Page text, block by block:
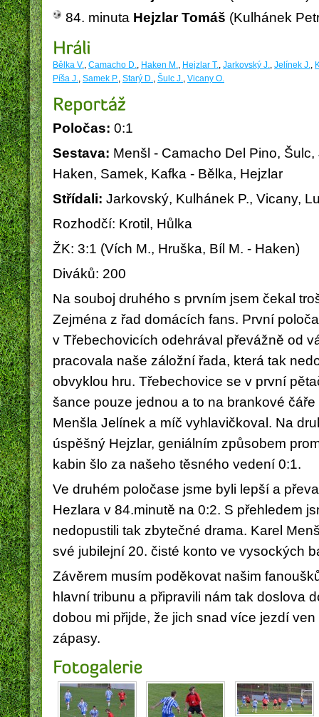
84. minuta Hejzlar Tomáš (Kulhánek
Bělka V., Camacho D., Haken M., Hejzlar T., Jarkovský J., Jelínek J.,
Píša J., Samek P., Starý D., Šulc J., Vicany O.
Poločas: 0:1
Sestava: Menšl - Camacho Del Pino,
Haken, Samek, Kafka - Bělka, Hejzlar
Střídali: Jarkovský, Kulhánek P., Vicany,
Rozhodčí: Krotil, Hůlka
ŽK: 3:1 (Vích M., Hruška, Bíl M. - Haken)
Diváků: 200
Na souboj druhého s prvním jsem čekal
Zejména z řad domácích fans. První
v Třebechovicích odehrával převážně od
pracovala naše záložní řada, která tak
obvyklou hru. Třebechovice se v první
šance pouze jednou a to na brankové
Menšla Jelínek a míč vyhlavičkoval. Na
úspěšný Hejzlar, geniálním způsobem
kabin šlo za našeho těsného vedení 0:1.
Ve druhém poločase jsme byli lepší a
Hezlara v 84.minutě na 0:2. S přehledem
nedopustili tak zbytečné drama. Karel
své jubilejní 20. čisté konto ve vysockých
Závěrem musím poděkovat našim
hlavní tribunu a připravili nám tak doslova
dobou mi přijde, že jich snad více jezdí
zápasy.